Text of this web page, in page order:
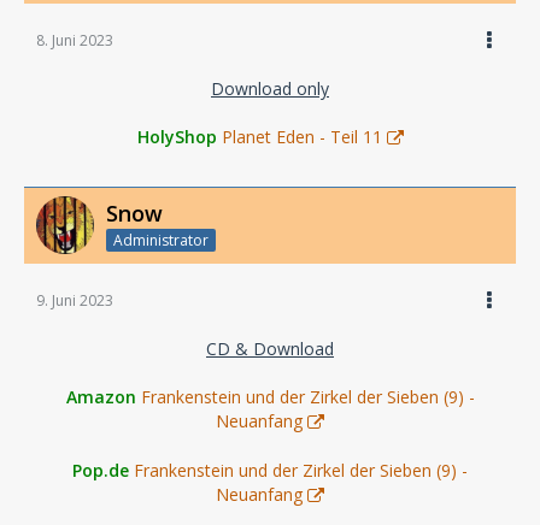
8. Juni 2023
Download only
HolyShop Planet Eden - Teil 11
Snow
Administrator
9. Juni 2023
CD & Download
Amazon Frankenstein und der Zirkel der Sieben (9) -
Neuanfang
Pop.de Frankenstein und der Zirkel der Sieben (9) -
Neuanfang